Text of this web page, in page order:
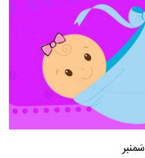
سَمنبر